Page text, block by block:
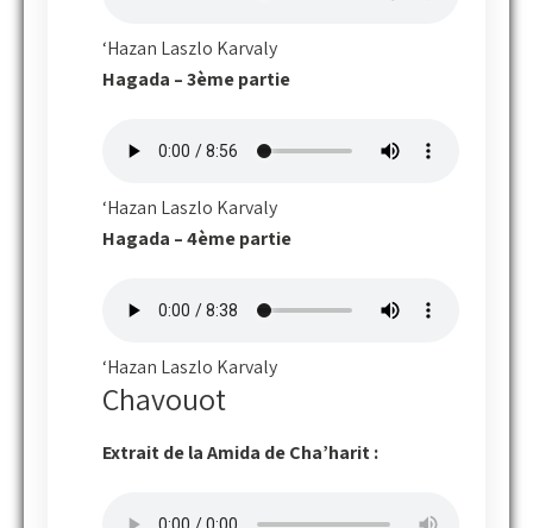
‘Hazan Laszlo Karvaly
Hagada – 3ème partie
‘Hazan Laszlo Karvaly
Hagada – 4ème partie
‘Hazan Laszlo Karvaly
Chavouot
Extrait de la Amida de Cha’harit :